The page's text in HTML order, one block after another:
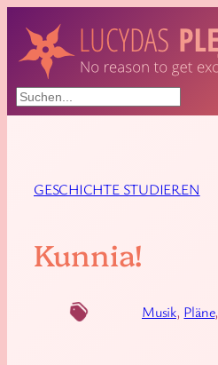
Suchen
GESCHICHTE STUDIEREN
Kunnia!
Musik, Pläne,